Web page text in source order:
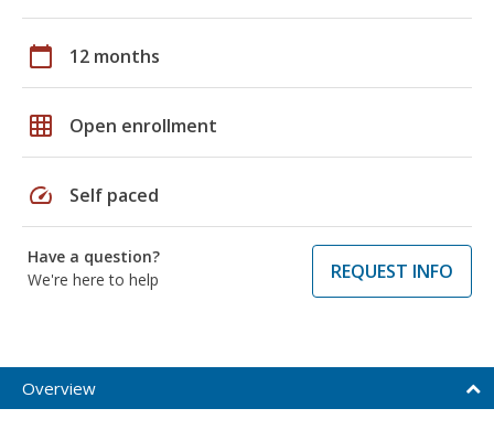
calendar_today 12 months
grid_on Open enrollment
speed Self paced
Have a question?
We're here to help
REQUEST INFO
Overview